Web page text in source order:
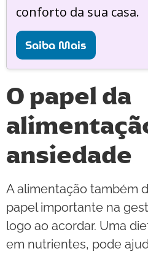
conforto da sua casa.
Saiba Mais
O papel da
ansiedade
A alimentação também
papel importante na
logo ao acordar. Uma
em nutrientes, pode